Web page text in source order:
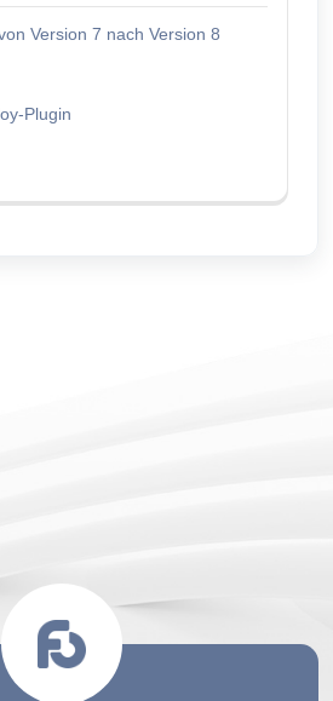
Version 7 nach Version 8
Plugin